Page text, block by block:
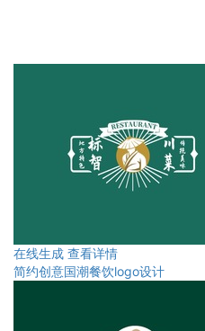
在线生成 查看详情
简约创意国潮餐饮logo设计